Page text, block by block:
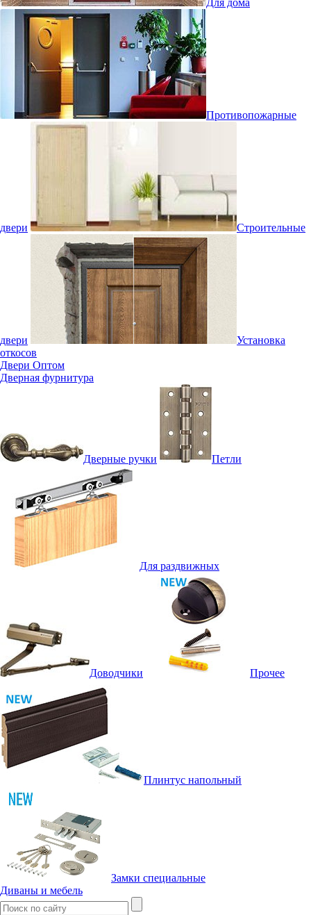
Для дома
Противопожарные
двери Строительные
двери
Установка
откосов
Двери Оптом
Дверная фурнитура
Дверные ручки Петли
Для раздвижных
Доводчики Прочее
Плинтус напольный
Замки специальные
Диваны и мебель